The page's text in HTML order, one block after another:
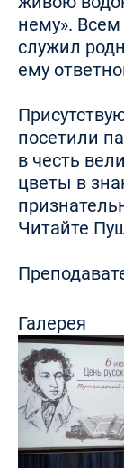
нему».
служил
ему
посетили
в честь
цветы в
Читайте
Галерея